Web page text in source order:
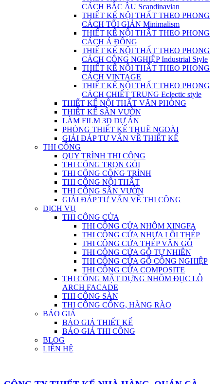
CÁCH BẮC ÂU Scandinavian
THIẾT KẾ NỘI THẤT THEO PHONG
CÁCH TỐI GIẢN Minimalism
THIẾT KẾ NỘI THẤT THEO PHONG
CÁCH Á ĐÔNG
THIẾT KẾ NỘI THẤT THEO PHONG
CÁCH CÔNG NGHIỆP Industrial Style
THIẾT KẾ NỘI THẤT THEO PHONG
CÁCH VINTAGE
THIẾT KẾ NỘI THẤT THEO PHONG
CÁCH CHIẾT TRUNG Eclectic style
THIẾT KẾ NỘI THẤT VĂN PHÒNG
THIẾT KẾ SÂN VƯỜN
LÀM FILM 3D DỰ ÁN
PHÒNG THIẾT KẾ THUÊ NGOÀI
GIẢI ĐÁP TƯ VẤN VỀ THIẾT KẾ
THI CÔNG
QUY TRÌNH THI CÔNG
THI CÔNG TRỌN GÓI
THI CÔNG CÔNG TRÌNH
THI CÔNG NỘI THẤT
THI CÔNG SÂN VƯỜN
GIẢI ĐÁP TƯ VẤN VỀ THI CÔNG
DỊCH VỤ
THI CÔNG CỬA
THI CÔNG CỬA NHÔM XINGFA
THI CÔNG CỬA NHỰA LÕI THÉP
THI CÔNG CỬA THÉP VÂN GỖ
THI CÔNG CỬA GỖ TỰ NHIÊN
THI CÔNG CỬA GỖ CÔNG NGHIỆP
THI CÔNG CỬA COMPOSITE
THI CÔNG MẶT DỰNG NHÔM ĐỤC LỖ
ARCH FACADE
THI CÔNG SÀN
THI CÔNG CỔNG, HÀNG RÀO
BÁO GIÁ
BÁO GIÁ THIẾT KẾ
BÁO GIÁ THI CÔNG
BLOG
LIÊN HỆ